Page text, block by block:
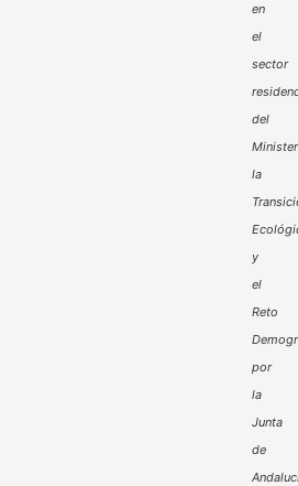
en
el
sector
del
la
y
el
Reto
por
la
Junta
de